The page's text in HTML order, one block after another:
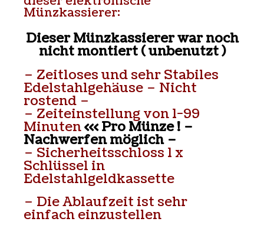
Münzkassierer:
Dieser Münzkassierer war noch
nicht montiert ( unbenutzt )
– Zeitloses und sehr Stabiles
Edelstahlgehäuse – Nicht
rostend –
– Zeiteinstellung von 1-99
Minuten<<< Pro Münze ! –
Nachwerfen möglich –
– Sicherheitsschloss 1 x
Schlüssel in
Edelstahlgeldkassette
– Die Ablaufzeit ist sehr
einfach einzustellen